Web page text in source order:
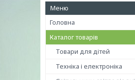
Головна
Каталог товарів
Товари для дітей
Техніка і електроніка